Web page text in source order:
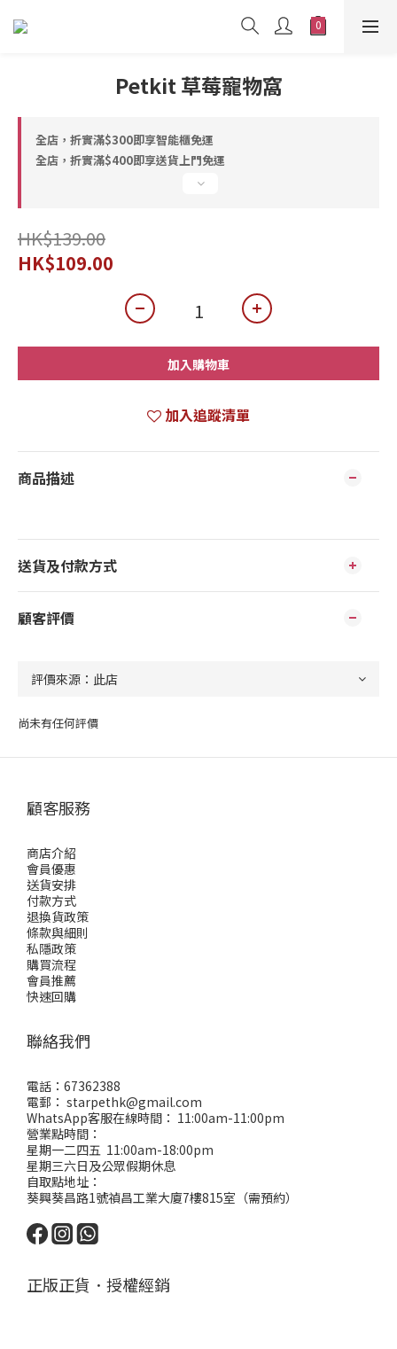
Petkit 草莓寵物窩
全店，折實滿$300即享智能櫃免運
全店，折實滿$400即享送貨上門免運
HK$139.00
HK$109.00
加入購物車
加入追蹤清單
商品描述
送貨及付款方式
顧客評價
尚未有任何評價
顧客服務
商店介紹
會員優惠
送貨安排
付款方式
退換貨政策
條款與細則
私隱政策
購買流程
會員推薦
快速回購
聯絡我們
電話：67362388
電郵： starpethk@gmail.com
WhatsApp客服在線時間： 11:00am-11:00pm
營業點時間：
星期一二四五 11:00am-18:00pm
星期三六日及公眾假期休息
自取點地址：
葵興葵昌路1號禎昌工業大廈7樓815室（需預約）
正版正貨．授權經銷